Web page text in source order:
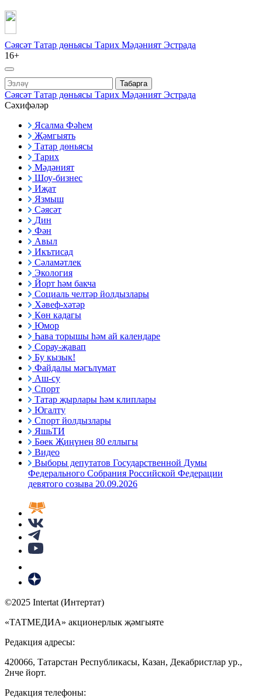
Сәясәт Татар дөньясы Тарих Мәдәният Эстрада
16+
Табарга
Сәясәт Татар дөньясы Тарих Мәдәният Эстрада
Сәхифәләр
Ясалма Фәһем
Җәмгыять
Татар дөньясы
Тарих
Мәдәният
Шоу-бизнес
Иҗат
Язмыш
Сәясәт
Дин
Фән
Авыл
Икътисад
Сәламәтлек
Экология
Йорт һәм бакча
Социаль челтәр йолдызлары
Хәвеф-хәтәр
Көн кадагы
Юмор
Һава торышы һәм ай календаре
Сорау-җавап
Бу кызык!
Файдалы мәгълүмат
Аш-су
Спорт
Татар җырлары һәм клиплары
Югалту
Спорт йолдызлары
ЯшьТИ
Бөек Җиңүнең 80 еллыгы
Видео
Выборы депутатов Государственной Думы
Федерального Собрания Российской Федерации
девятого созыва 20.09.2026
©2025 Intertat (Интертат)
«ТАТМЕДИА» акционерлык җәмгыяте
Редакция адресы:
420066, Татарстан Республикасы, Казан, Декабристлар ур.,
2нче йорт.
Редакция телефоны: